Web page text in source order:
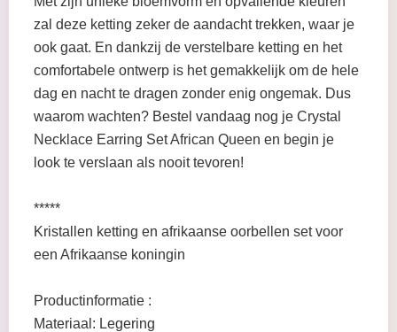
zal deze ketting zeker de aandacht trekken, waar je
ook gaat. En dankzij de verstelbare ketting en het
comfortabele ontwerp is het gemakkelijk om de hele
dag en nacht te dragen zonder enig ongemak. Dus
waarom wachten? Bestel vandaag nog je Crystal
Necklace Earring Set African Queen en begin je
look te verslaan als nooit tevoren!
*****
Kristallen ketting en afrikaanse oorbellen set voor
een Afrikaanse koningin
Productinformatie :
Materiaal: Legering